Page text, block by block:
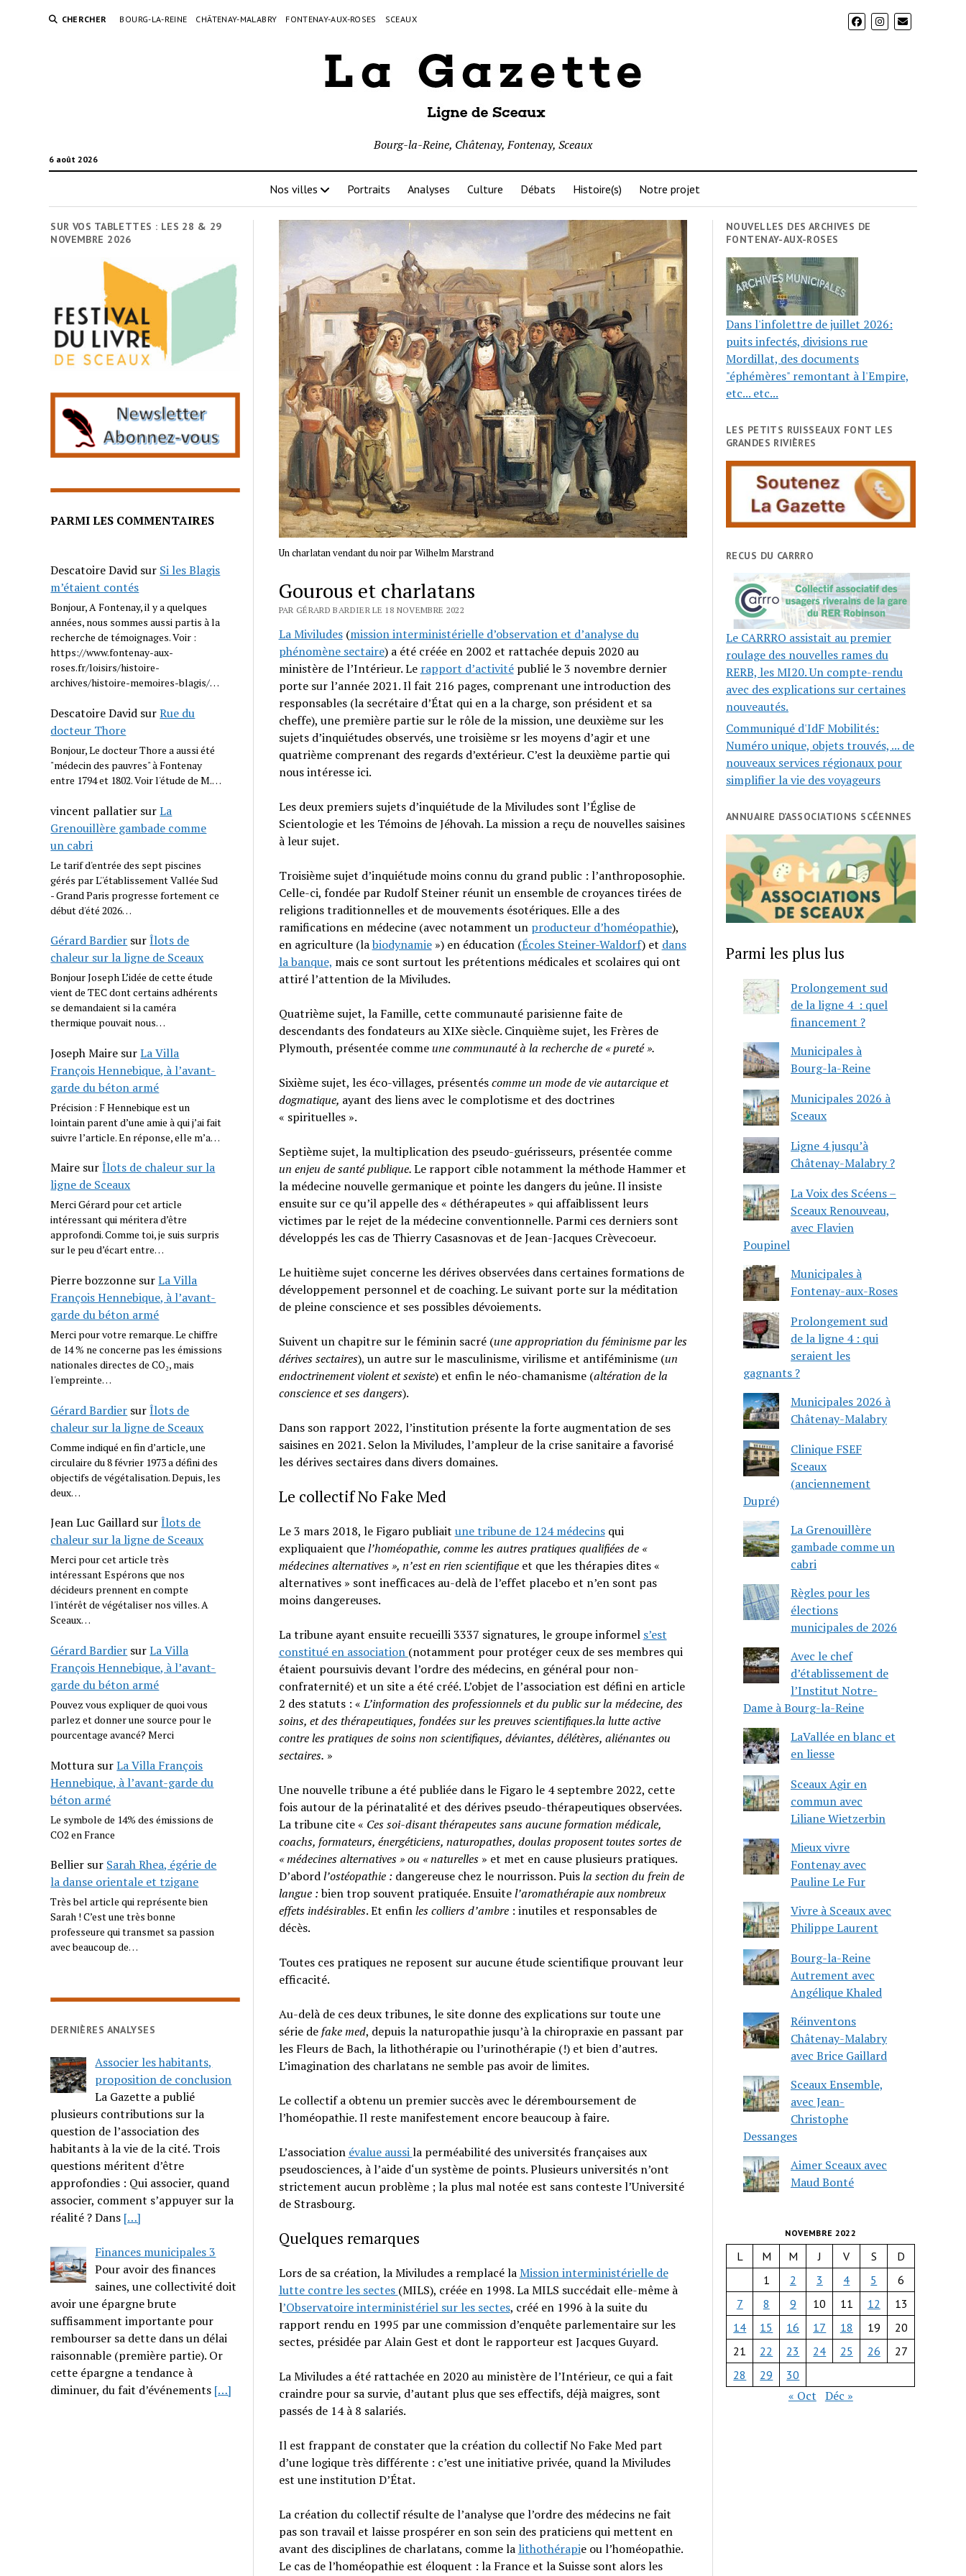
CHERCHER BOURG-LA-REINE CHÂTENAY-MALABRY FONTENAY-AUX-ROSES SCEAUX
6 août 2026
Bourg-la-Reine, Châtenay, Fontenay, Sceaux
Nos villes Portraits Analyses Culture Débats Histoire(s) Notre projet
SUR VOS TABLETTES : LES 28 & 29
NOVEMBRE 2026
PARMI LES COMMENTAIRES
Descatoire David sur Si les Blagis
m’étaient contés
Bonjour, A Fontenay, il y a quelques
années, nous sommes aussi partis à la
recherche de témoignages. Voir :
https://www.fontenay-aux-
roses.fr/loisirs/histoire-
archives/histoire-memoires-blagis/…
Descatoire David surRue du
docteur Thore
Bonjour, Le docteur Thore a aussi été
"médecin des pauvres" à Fontenay
entre 1794 et 1802. Voir l'étude de M.…
vincent pallatier surLa
Grenouillère gambade comme
un cabri
Le tarif d'entrée des sept piscines
gérés par L''établissement Vallée Sud
- Grand Paris progresse fortement ce
début d'été 2026…
Gérard Bardier surÎlots de
chaleur sur la ligne de Sceaux
Bonjour Joseph L’idée de cette étude
vient de TEC dont certains adhérents
se demandaient si la caméra
thermique pouvait nous…
Joseph Maire surLa Villa
François Hennebique, à l’avant-
garde du béton armé
Précision : F Hennebique est un
lointain parent d’une amie à qui j’ai fait
suivre l’article. En réponse, elle m’a…
Maire surÎlots de chaleur sur la
ligne de Sceaux
Merci Gérard pour cet article
intéressant qui méritera d’être
approfondi. Comme toi, je suis surpris
sur le peu d’écart entre…
Pierre bozzonne surLa Villa
François Hennebique, à l’avant-
garde du béton armé
Merci pour votre remarque. Le chiffre
de 14 % ne concerne pas les émissions
nationales directes de CO₂, mais
l'empreinte…
Gérard Bardier surÎlots de
chaleur sur la ligne de Sceaux
Comme indiqué en fin d’article, une
circulaire du 8 février 1973 a défini des
objectifs de végétalisation. Depuis, les
deux…
Jean Luc Gaillard surÎlots de
chaleur sur la ligne de Sceaux
Merci pour cet article très
intéressant Espérons que nos
décideurs prennent en compte
l'intérêt de végétaliser nos villes. A
Sceaux…
Gérard Bardier surLa Villa
François Hennebique, à l’avant-
garde du béton armé
Pouvez vous expliquer de quoi vous
parlez et donner une source pour le
pourcentage avancé? Merci
Mottura surLa Villa François
Hennebique, à l’avant-garde du
béton armé
Le symbole de 14% des émissions de
CO2 en France
Bellier sur Sarah Rhea, égérie de
la danse orientale et tzigane
Très bel article qui représente bien
Sarah ! C’est une très bonne
professeure qui transmet sa passion
avec beaucoup de…
DERNIÈRES ANALYSES
Associer les habitants,
proposition de conclusion
La Gazette a publié
plusieurs contributions sur la
question de l’association des
habitants à la vie de la cité. Trois
questions méritent d’être
approfondies : Qui associer, quand
associer, comment s’appuyer sur la
réalité ? Dans […]
Finances municipales 3
Pour avoir des finances
saines, une collectivité doit
avoir une épargne brute
suffisamment importante pour
rembourser sa dette dans un délai
raisonnable (première partie). Or
cette épargne a tendance à
diminuer, du fait d’événements […]
Un charlatan vendant du noir par Wilhelm Marstrand
Gourous et charlatans
PAR GÉRARD BARDIER LE 18 NOVEMBRE 2022
La Miviludes(mission interministérielle d’observation et d’analyse du
phénomène sectaire) a été créée en 2002 et rattachée depuis 2020 au
ministère de l’Intérieur. Le rapport d’activitépublié le 3 novembre dernier
porte sur l’année 2021. Il fait 216 pages, comprenant une introduction des
responsables (la secrétaire d’État qui en a la charge, son président et sa
cheffe), une première partie sur le rôle de la mission, une deuxième sur les
sujets d’inquiétudes observés, une troisième sr les moyens d’agir et une
quatrième comprenant des regards d’extérieur. C’est la deuxième partie qui
nous intéresse ici.
Les deux premiers sujets d’inquiétude de la Miviludes sont l’Église de
Scientologie et les Témoins de Jéhovah. La mission a reçu de nouvelles saisines
à leur sujet.
Troisième sujet d’inquiétude moins connu du grand public : l’anthroposophie.
Celle-ci, fondée par Rudolf Steiner réunit un ensemble de croyances tirées de
religions traditionnelles et de mouvements ésotériques. Elle a des
ramifications en médecine (avec notamment un producteur d’homéopathie),
en agriculture (labiodynamie») en éducation (Écoles Steiner-Waldorf) et dans
la banque, mais ce sont surtout les prétentions médicales et scolaires qui ont
attiré l’attention de la Miviludes.
Quatrième sujet, la Famille, cette communauté parisienne faite de
descendants des fondateurs au XIXe siècle. Cinquième sujet, les Frères de
Plymouth, présentée commeune communauté à la recherche de « pureté ».
Sixième sujet, les éco-villages, présentéscomme un mode de vie autarcique et
dogmatique, ayant des liens avec le complotisme et des doctrines
« spirituelles ».
Septième sujet, la multiplication des pseudo-guérisseurs, présentée comme
un enjeu de santé publique.Le rapport cible notamment la méthode Hammer et
la médecine nouvelle germanique et pointe les dangers du jeûne. Il insiste
ensuite sur ce qu’il appelle des « déthérapeutes » qui affaiblissent leurs
victimes par le rejet de la médecine conventionnelle. Parmi ces derniers sont
développés les cas de Thierry Casasnovas et de Jean-Jacques Crèvecoeur.
Le huitième sujet concerne les dérives observées dans certaines formations de
développement personnel et de coaching. Le suivant porte sur la méditation
de pleine conscience et ses possibles dévoiements.
Suivent un chapitre sur le féminin sacré (une appropriation du féminisme par les
dérives sectaires), un autre sur le masculinisme, virilisme et antiféminisme (un
endoctrinement violent et sexiste) et enfin le néo-chamanisme (altération de la
conscience et ses dangers).
Dans son rapport 2022, l’institution présente la forte augmentation de ses
saisines en 2021. Selon la Miviludes, l’ampleur de la crise sanitaire a favorisé
les dérives sectaires dans divers domaines.
Le collectif No Fake Med
Le 3 mars 2018, le Figaro publiait une tribune de 124 médecinsqui
expliquaient quel’homéopathie, comme les autres pratiques qualifiées de «
médecines alternatives », n’est en rien scientifiqueet que les thérapies dites «
alternatives » sont inefficaces au-delà de l’effet placebo et n’en sont pas
moins dangereuses.
La tribune ayant ensuite recueilli 3337 signatures, le groupe informel s’est
constitué en association (notamment pour protéger ceux de ses membres qui
étaient poursuivis devant l’ordre des médecins, en général pour non-
confraternité) et un site a été créé. L’objet de l’association est défini en article
2 des statuts : «L’information des professionnels et du public sur la médecine, des
soins, et des thérapeutiques, fondées sur les preuves scientifiques.la lutte active
contre les pratiques de soins non scientifiques, déviantes, délétères, aliénantes ou
sectaires. »
Une nouvelle tribune a été publiée dans le Figaro le 4 septembre 2022, cette
fois autour de la périnatalité et des dérives pseudo-thérapeutiques observées.
La tribune cite « Ces soi-disant thérapeutes sans aucune formation médicale,
coachs, formateurs, énergéticiens, naturopathes, doulas proposent toutes sortes de
« médecines alternatives » ou « naturelles» et met en cause plusieurs pratiques.
D’abordl’ostéopathie : dangereuse chez le nourrisson. Puisla section du frein de
langue :bien trop souvent pratiquée. Ensuitel’aromathérapie aux nombreux
effets indésirables. Et enfinles colliers d’ambre: inutiles et responsables de
décès.
Toutes ces pratiques ne reposent sur aucune étude scientifique prouvant leur
efficacité.
Au-delà de ces deux tribunes, le site donne des explications sur toute une
série de fake med, depuis la naturopathie jusqu’à la chiropraxie en passant par
les Fleurs de Bach, la lithothérapie ou l’urinothérapie (!) et bien d’autres.
L’imagination des charlatans ne semble pas avoir de limites.
Le collectif a obtenu un premier succès avec le déremboursement de
l’homéopathie. Il reste manifestement encore beaucoup à faire.
L’association évalue aussila perméabilité des universités françaises aux
pseudosciences, à l’aide d‘un système de points. Plusieurs universités n’ont
strictement aucun problème ; la plus mal notée est sans conteste l’Université
de Strasbourg.
Quelques remarques
Lors de sa création, la Miviludes a remplacé laMission interministérielle de
lutte contre les sectes (MILS), créée en 1998. La MILS succédait elle-même à
l’Observatoire interministériel sur les sectes, créé en 1996 à la suite du
rapport rendu en 1995 par une commission d’enquête parlementaire sur les
sectes, présidée par Alain Gest et dont le rapporteur est Jacques Guyard.
La Miviludes a été rattachée en 2020 au ministère de l’Intérieur, ce qui a fait
craindre pour sa survie, d’autant plus que ses effectifs, déjà maigres, sont
passés de 14 à 8 salariés.
Il est frappant de constater que la création du collectif No Fake Med part
d’une logique très différente : c’est une initiative privée, quand la Miviludes
est une institution D’État.
La création du collectif résulte de l’analyse que l’ordre des médecins ne fait
pas son travail et laisse prospérer en son sein des praticiens qui mettent en
avant des disciplines de charlatans, comme la lithothérapie ou l’homéopathie.
Le cas de l’homéopathie est éloquent : la France et la Suisse sont alors les
NOUVELLES DES ARCHIVES DE
FONTENAY-AUX-ROSES
Dans l'infolettre de juillet 2026:
puits infectés, divisions rue
Mordillat, des documents
"éphémères" remontant à l'Empire,
etc... etc...
LES PETITS RUISSEAUX FONT LES
GRANDES RIVIÈRES
RECUS DU CARRRO
Le CARRRO assistait au premier
roulage des nouvelles rames du
RERB, les MI20. Un compte-rendu
avec des explications sur certaines
nouveautés.
Communiqué d'IdF Mobilités:
Numéro unique, objets trouvés, ... de
nouveaux services régionaux pour
simplifier la vie des voyageurs
ANNUAIRE D’ASSOCIATIONS SCÉENNES
Parmi les plus lus
Prolongement sud
de la ligne 4 : quel
financement ?
Municipales à
Bourg-la-Reine
Municipales 2026 à
Sceaux
Ligne 4 jusqu’à
Châtenay-Malabry ?
La Voix des Scéens –
Sceaux Renouveau,
avec Flavien
Poupinel
Municipales à
Fontenay-aux-Roses
Prolongement sud
de la ligne 4 : qui
seraient les
gagnants ?
Municipales 2026 à
Châtenay-Malabry
Clinique FSEF
Sceaux
(anciennement
Dupré)
La Grenouillère
gambade comme un
cabri
Règles pour les
élections
municipales de 2026
Avec le chef
d’établissement de
l’Institut Notre-
Dame à Bourg-la-Reine
LaVallée en blanc et
en liesse
Sceaux Agir en
commun avec
Liliane Wietzerbin
Mieux vivre
Fontenay avec
Pauline Le Fur
Vivre à Sceaux avec
Philippe Laurent
Bourg-la-Reine
Autrement avec
Angélique Khaled
Réinventons
Châtenay-Malabry
avec Brice Gaillard
Sceaux Ensemble,
avec Jean-
Christophe
Dessanges
Aimer Sceaux avec
Maud Bonté
NOVEMBRE 2022
L M M J V S
D
1
2 3 4 5
6
7
8 9 10 11 12
13
14
15 16 17 18 19
20
21
22 23 24 25 26
27
28
29 30
« Oct Déc »